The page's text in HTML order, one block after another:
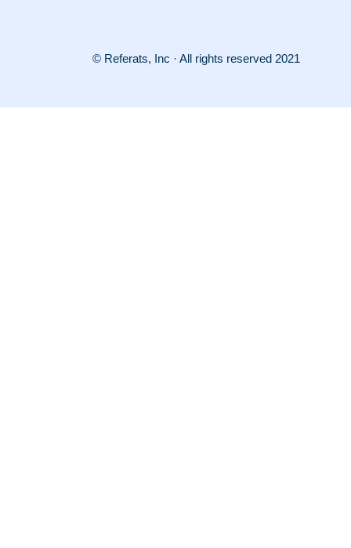
© Referats, Inc · All rights reserved 2021